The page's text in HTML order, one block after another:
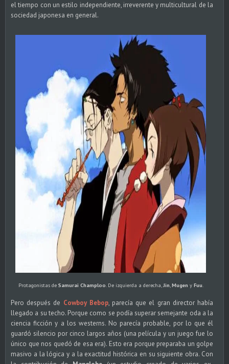
el tiempo con un estilo independiente, irreverente y multicultural de la
sociedad japonesa en general.
Protagonistas de Samurai Champloo. De izquierda a derecha,Jin,Mugen y Fuu.
Pero después de Cowboy Bebop, parecía que el gran director había
llegado a su techo. Porque como se podía superar semejante oda a la
ciencia ficción y a los westerns. No parecía probable, por lo que él
guardó silencio por cinco largos años (una película y un juego fue lo
único que nos quedó de esa era). Esto era porque preparaba un golpe
masivo a la lógica y a la exactitud histórica en su siguiente obra. Con